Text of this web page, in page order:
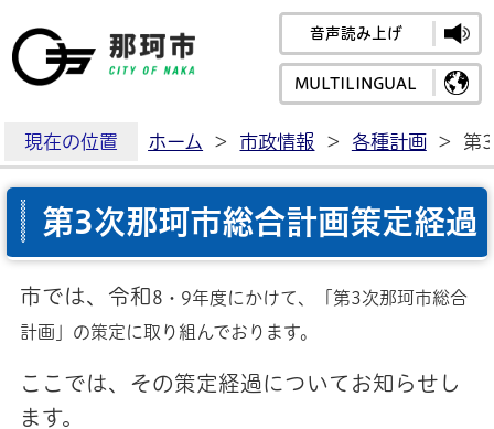
那珂市公式ホームペ
音声読み上げ
MULTILINGUAL
現在の位置 ホーム > 市政情報 > 各種計画 > 第
第3次那珂市総合計画策定経過
市では、令和8 ・ 9年度にかけて、「第3次那珂市総合
計画」の策定に取り組んでおります。
ここでは、その策定経過についてお知らせし
ます。